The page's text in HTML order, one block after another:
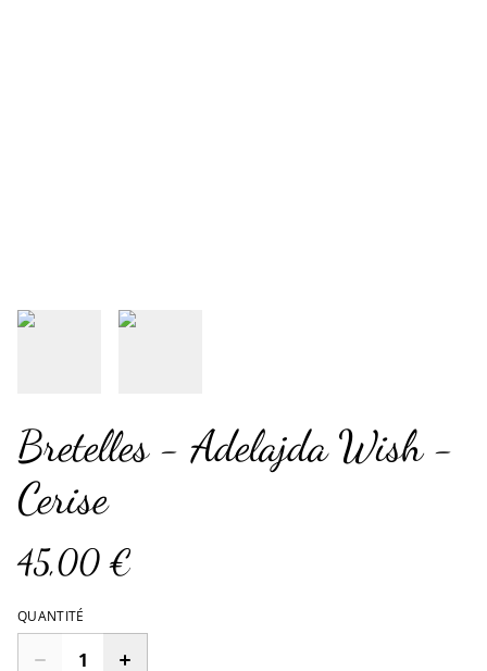
Bretelles - Adelajda Wish -
Cerise
45,00 €
QUANTITÉ